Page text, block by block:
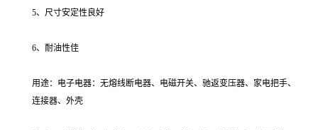
5、尺寸安定性良好
6、耐油性佳
用途：电子电器：无熔线断电器、电磁开关、驰返变压器、家电把手、
连接器、外壳